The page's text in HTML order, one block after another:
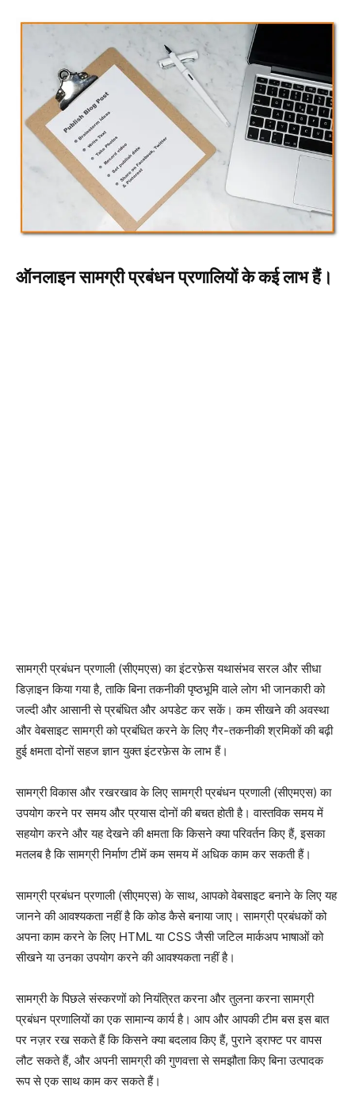
ऑनलाइन सामग्री प्रबंधन प्रणालियों के कई लाभ हैं।
सामग्री प्रबंधन प्रणाली (सीएमएस) का इंटरफ़ेस यथासंभव सरल और सीधा
डिज़ाइन किया गया है, ताकि बिना तकनीकी पृष्ठभूमि वाले लोग भी जानकारी को
जल्दी और आसानी से प्रबंधित और अपडेट कर सकें। कम सीखने की अवस्था
और वेबसाइट सामग्री को प्रबंधित करने के लिए गैर-तकनीकी श्रमिकों की बढ़ी
हुई क्षमता दोनों सहज ज्ञान युक्त इंटरफ़ेस के लाभ हैं।
सामग्री विकास और रखरखाव के लिए सामग्री प्रबंधन प्रणाली (सीएमएस) का
उपयोग करने पर समय और प्रयास दोनों की बचत होती है। वास्तविक समय में
सहयोग करने और यह देखने की क्षमता कि किसने क्या परिवर्तन किए हैं, इसका
मतलब है कि सामग्री निर्माण टीमें कम समय में अधिक काम कर सकती हैं।
सामग्री प्रबंधन प्रणाली (सीएमएस) के साथ, आपको वेबसाइट बनाने के लिए यह
जानने की आवश्यकता नहीं है कि कोड कैसे बनाया जाए। सामग्री प्रबंधकों को
अपना काम करने के लिए HTML या CSS जैसी जटिल मार्कअप भाषाओं को
सीखने या उनका उपयोग करने की आवश्यकता नहीं है।
सामग्री के पिछले संस्करणों को नियंत्रित करना और तुलना करना सामग्री
प्रबंधन प्रणालियों का एक सामान्य कार्य है। आप और आपकी टीम बस इस बात
पर नज़र रख सकते हैं कि किसने क्या बदलाव किए हैं, पुराने ड्राफ्ट पर वापस
लौट सकते हैं, और अपनी सामग्री की गुणवत्ता से समझौता किए बिना उत्पादक
रूप से एक साथ काम कर सकते हैं।